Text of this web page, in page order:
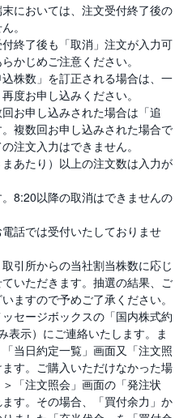
においては、注文受付終了後の
。
終了後も「取消」注文が入力可
かじめご注意ください。
株数」を訂正される場合は、一
度お申し込みください。
お申し込みされた場合は「追
複数回お申し込みされた場合で
注文入力はできません。
あたり）以上の注文数は入力が
8:20以降の取消はできませんの
話では受付いたしておりませ
引所からの当社割当株数に応じ
いただきます。抽選の結果、ご
ますので予めご了承ください。
セージボックスの「国内株式約
表示）にご連絡いたします。ま
当日約定一覧」画面又「注文照
す。ご購入いただけなかった場
「注文照会」画面の「発注状
す。その場合、「買付余力」か